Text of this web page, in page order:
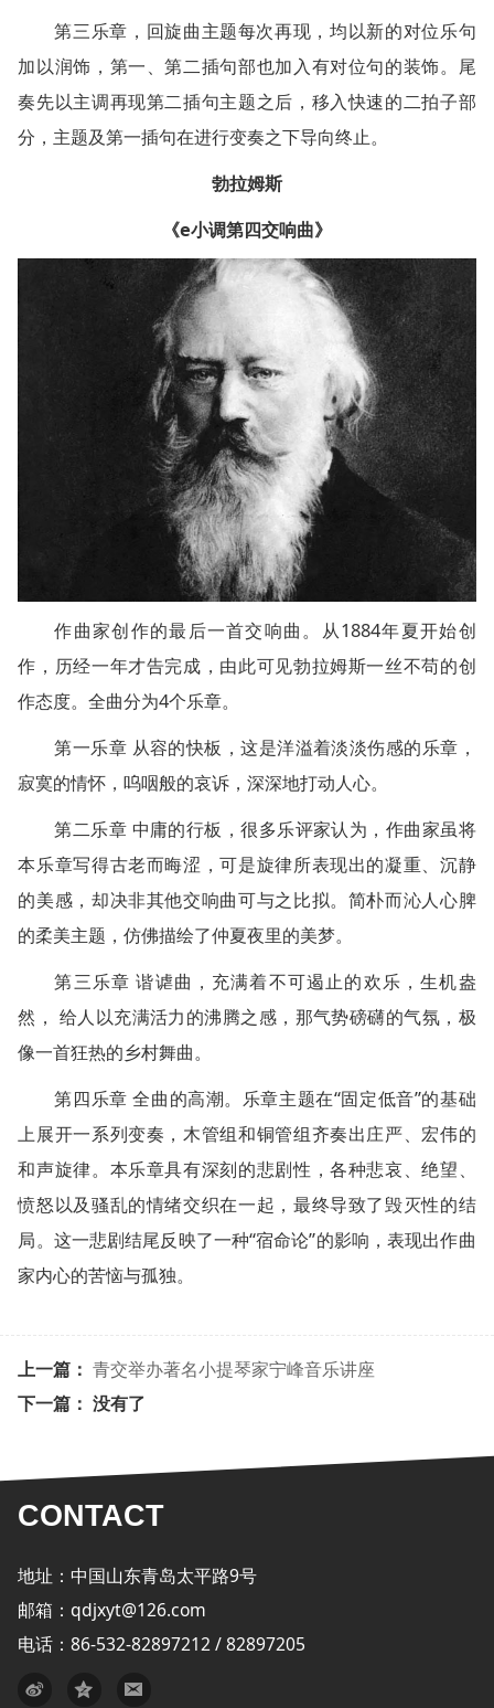
第三乐章，回旋曲主题每次再现，均以新的对位乐句
加以润饰，第一、第二插句部也加入有对位句的装饰。尾
奏先以主调再现第二插句主题之后，移入快速的二拍子部
分，主题及第一插句在进行变奏之下导向终止。
勃拉姆斯
《e小调第四交响曲》
作曲家创作的最后一首交响曲。从1884年夏开始创
作，历经一年才告完成，由此可见勃拉姆斯一丝不苟的创
作态度。全曲分为4个乐章。
第一乐章 从容的快板，这是洋溢着淡淡伤感的乐章，
寂寞的情怀，呜咽般的哀诉，深深地打动人心。
第二乐章 中庸的行板，很多乐评家认为，作曲家虽将
本乐章写得古老而晦涩，可是旋律所表现出的凝重、沉静
的美感，却决非其他交响曲可与之比拟。简朴而沁人心脾
的柔美主题，仿佛描绘了仲夏夜里的美梦。
第三乐章 谐谑曲，充满着不可遏止的欢乐，生机盎
然， 给人以充满活力的沸腾之感，那气势磅礴的气氛，极
像一首狂热的乡村舞曲。
第四乐章 全曲的高潮。乐章主题在“固定低音”的基础
上展开一系列变奏，木管组和铜管组齐奏出庄严、宏伟的
和声旋律。本乐章具有深刻的悲剧性，各种悲哀、绝望、
愤怒以及骚乱的情绪交织在一起，最终导致了毁灭性的结
局。这一悲剧结尾反映了一种“宿命论”的影响，表现出作曲
家内心的苦恼与孤独。
上一篇： 青交举办著名小提琴家宁峰音乐讲座
下一篇： 没有了
CONTACT
地址：中国山东青岛太平路9号
邮箱：qdjxyt@126.com
电话：86-532-82897212 / 82897205